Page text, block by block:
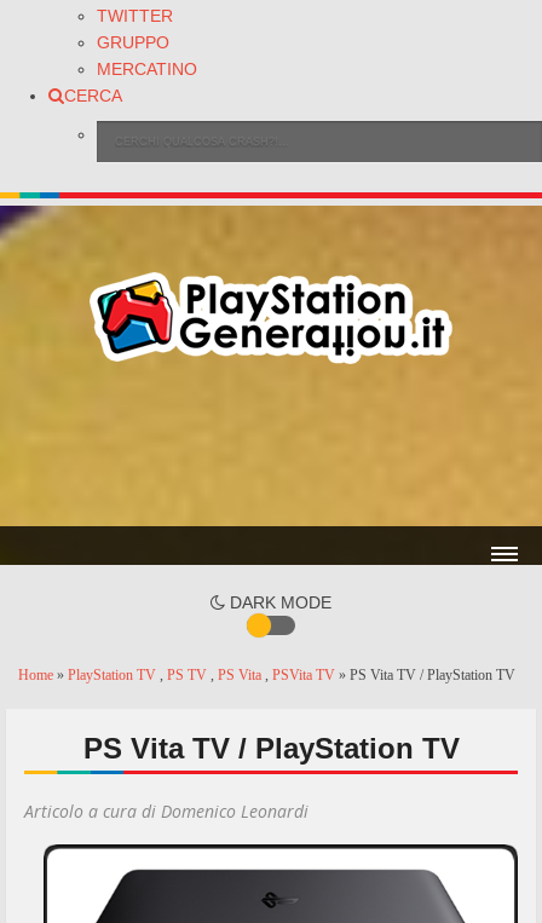
TWITTER
GRUPPO
MERCATINO
CERCA
DARK MODE
Home » PlayStation TV , PS TV , PS Vita , PSVita TV » PS Vita TV / PlayStation TV
PS Vita TV / PlayStation TV
Articolo a cura di Domenico Leonardi